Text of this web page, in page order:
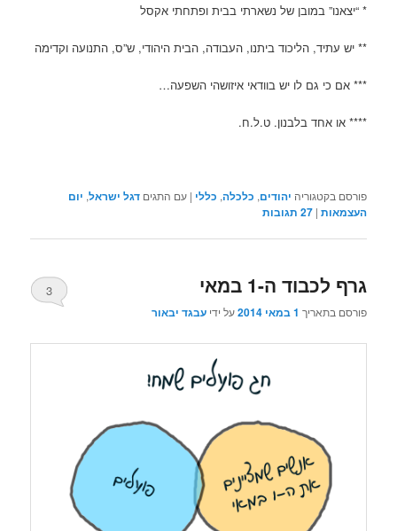
* “יצאנו” במובן של נשארתי בבית ופתחתי אקסל
** יש עתיד, הליכוד ביתנו, העבודה, הבית היהודי, ש”ס, התנועה וקדימה
*** אם כי גם לו יש בוודאי איזושהי השפעה…
**** או אחד בלבנון. ט.ל.ח.
פורסם בקטגוריה יהודים, כלכלה, כללי |עם התגים דגל ישראל, יום
העצמאות |
27 תגובות
גרף לכבוד ה-1 במאי
פורסם בתאריך 1 במאי 2014 על ידיעבגד יבאור
3